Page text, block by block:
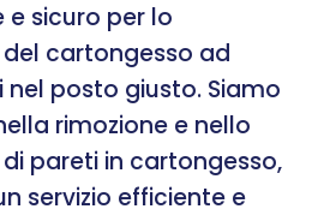
e sicuro per lo
cartongesso ad
nel posto giusto. Siamo
rimozione e nello
pareti in cartongesso,
servizio efficiente e